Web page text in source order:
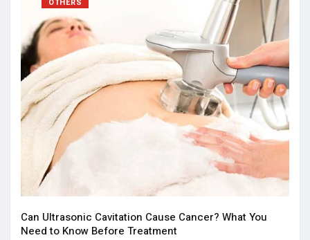
OTHERS
Can Ultrasonic Cavitation Cause Cancer? What You
Need to Know Before Treatment